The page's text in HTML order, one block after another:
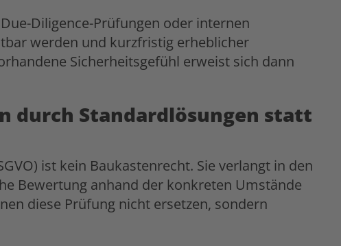
Diligence-Prüfungen oder internen
werden und kurzfristig erheblicher
Sicherheitsgefühl erweist sich dann
durch Standardlösungen statt
ist kein Baukastenrecht. Sie verlangt in den
Bewertung anhand der konkreten Umstände
diese Prüfung nicht ersetzen, sondern